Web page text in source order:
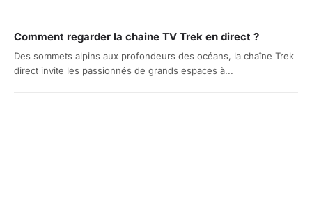
Comment regarder la chaine TV Trek en direct ?
Des sommets alpins aux profondeurs des océans, la chaîne Trek
direct invite les passionnés de grands espaces à...